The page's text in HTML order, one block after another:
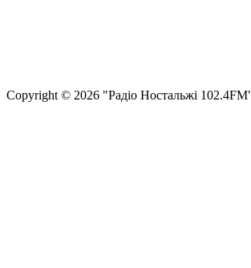
Сopyright © 2026 "Радіо Ностальжі